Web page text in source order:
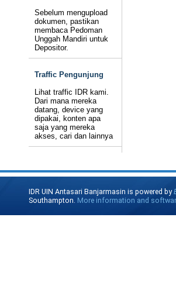
Sebelum mengupload
dokumen, pastikan
membaca Pedoman
Unggah Mandiri untuk
Depositor.
Traffic Pengunjung
Lihat traffic IDR kami.
Dari mana mereka
datang, device yang
dipakai, konten apa
saja yang mereka
akses, cari dan lainnya
IDR UIN Antasari Banjarmasin is powered by
Southampton. More information and